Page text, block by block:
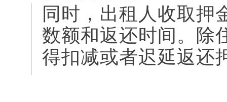
同时，出租人收取押
数额和返还时间。除
得扣减或者迟延返还